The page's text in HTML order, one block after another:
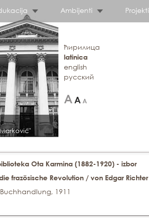
Ambijenti Projekti
ћирилица
latinica
english
русский
Ota Karmina (1882-1920) - izbor
frazösische Revolution / von Edgar Richter
1911